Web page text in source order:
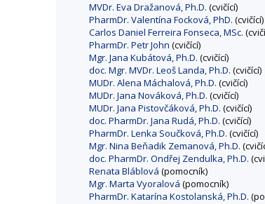
MVDr. Eva Dražanová, Ph.D. (cvičící)
PharmDr. Valentína Focková, PhD. (cvičící)
Carlos Daniel Ferreira Fonseca, MSc.
PharmDr. Petr John (cvičící)
Mgr. Jana Kubátová, Ph.D. (cvičící)
doc. Mgr. MVDr. Leoš Landa, Ph.D. (cvičící)
MUDr. Alena Máchalová, Ph.D. (cvičící)
MUDr. Jana Nováková, Ph.D. (cvičící)
MUDr. Jana Pistovčáková, Ph.D. (cvičící)
doc. PharmDr. Jana Rudá, Ph.D. (cvičící)
PharmDr. Lenka Součková, Ph.D. (cvičící)
Mgr. Nina Beňadik Zemanová, Ph.D.
doc. PharmDr. Ondřej Zendulka, Ph.D.
Renata Bláblová (pomocník)
Mgr. Marta Vyoralová (pomocník)
PharmDr. Katarína Kostolanská, Ph.D.